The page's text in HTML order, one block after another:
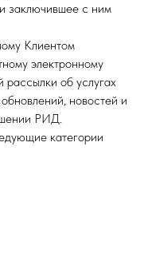
заключившее с ним
Клиентом
электронному
об услугах
новостей и
РИД.
категории